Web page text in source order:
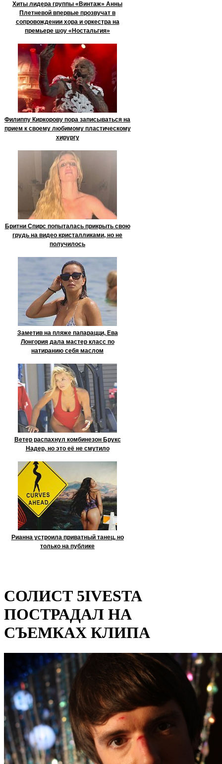
Хиты лидера группы «Винтаж» Анны
Плетневой впервые прозвучат в
сопровождении хора и оркестра на
премьере шоу «Ностальгия»
Филиппу Киркорову пора записываться на
прием к своему любимому пластическому
хирургу
Бритни Спирс попыталась прикрыть свою
грудь на видео кристалликами, но не
получилось
Заметив на пляже папарацци, Ева
Лонгория дала мастер класс по
натиранию себя маслом
Ветер распахнул комбинезон Брукс
Надер, но это её не смутило
Рианна устроила приватный танец, но
только на публике
СОЛИСТ 5IVESTA
ПОСТРАДАЛ НА
СЪЕМКАХ КЛИПА